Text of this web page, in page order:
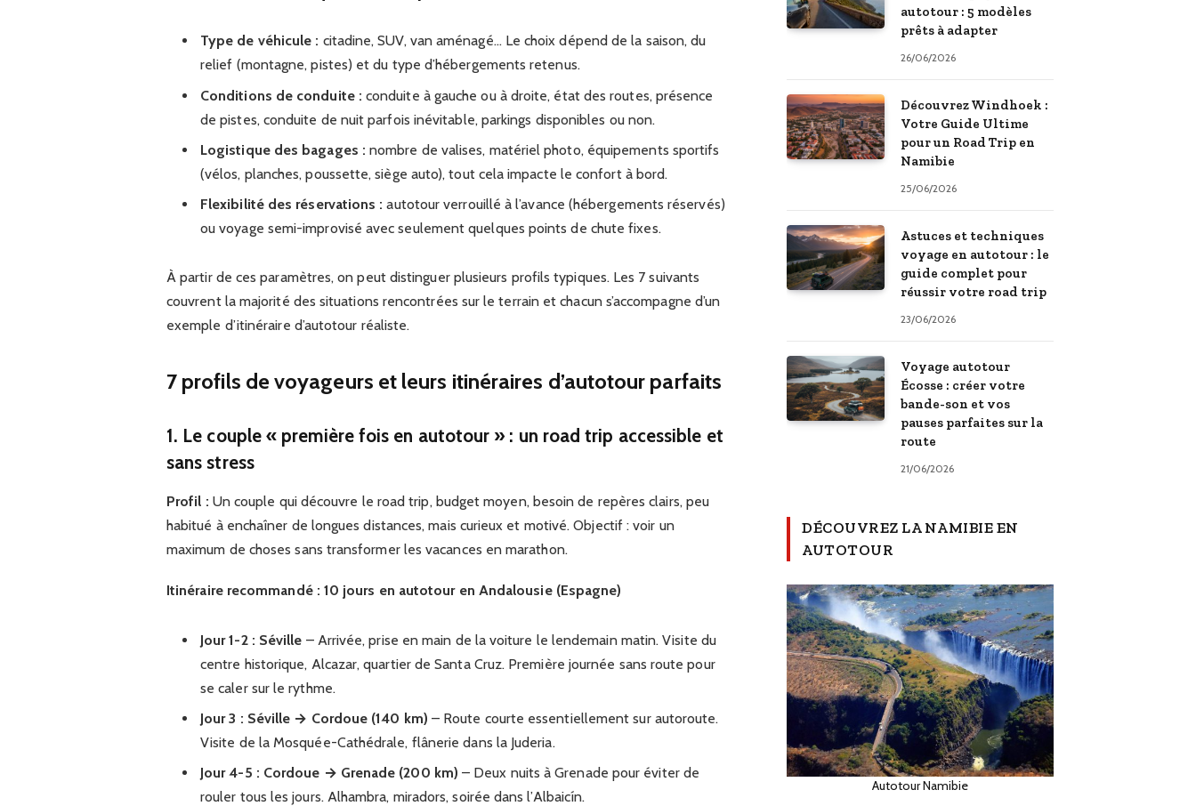
Type de véhicule : citadine, SUV, van aménagé… Le choix dépend de la saison, du
relief (montagne, pistes) et du type d’hébergements retenus.
Conditions de conduite : conduite à gauche ou à droite, état des routes, présence
de pistes, conduite de nuit parfois inévitable, parkings disponibles ou non.
Logistique des bagages : nombre de valises, matériel photo, équipements sportifs
(vélos, planches, poussette, siège auto), tout cela impacte le confort à bord.
Flexibilité des réservations : autotour verrouillé à l’avance (hébergements réservés)
ou voyage semi-improvisé avec seulement quelques points de chute fixes.
À partir de ces paramètres, on peut distinguer plusieurs profils typiques. Les 7 suivants
couvrent la majorité des situations rencontrées sur le terrain et chacun s’accompagne d’un
exemple d’itinéraire d’autotour réaliste.
7 profils de voyageurs et leurs itinéraires d’autotour parfaits
1. Le couple « première fois en autotour » : un road trip accessible et
sans stress
Profil : Un couple qui découvre le road trip, budget moyen, besoin de repères clairs, peu
habitué à enchaîner de longues distances, mais curieux et motivé. Objectif : voir un
maximum de choses sans transformer les vacances en marathon.
Itinéraire recommandé : 10 jours en autotour en Andalousie (Espagne)
Jour 1-2 : Séville – Arrivée, prise en main de la voiture le lendemain matin. Visite du
centre historique, Alcazar, quartier de Santa Cruz. Première journée sans route pour
se caler sur le rythme.
Jour 3 : Séville → Cordoue (140 km) – Route courte essentiellement sur autoroute.
Visite de la Mosquée-Cathédrale, flânerie dans la Juderia.
Jour 4-5 : Cordoue → Grenade (200 km) – Deux nuits à Grenade pour éviter de
rouler tous les jours. Alhambra, miradors, soirée dans l’Albaicín.
autotour : 5 modèles
prêts à adapter
26/06/2026
Découvrez Windhoek :
Votre Guide Ultime
pour un Road Trip en
Namibie
25/06/2026
Astuces et techniques
voyage en autotour : le
guide complet pour
réussir votre road trip
23/06/2026
Voyage autotour
Écosse : créer votre
bande-son et vos
pauses parfaites sur la
route
21/06/2026
DÉCOUVREZ LA NAMIBIE EN
AUTOTOUR
Autotour Namibie